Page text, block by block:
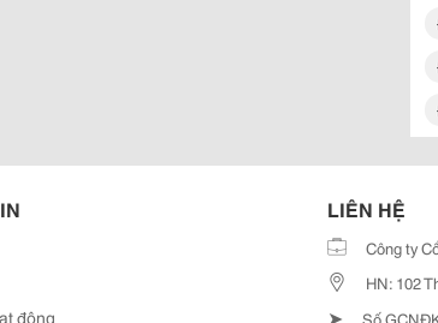
động
LIÊN HỆ
Công ty
HN: 102
➤ Số